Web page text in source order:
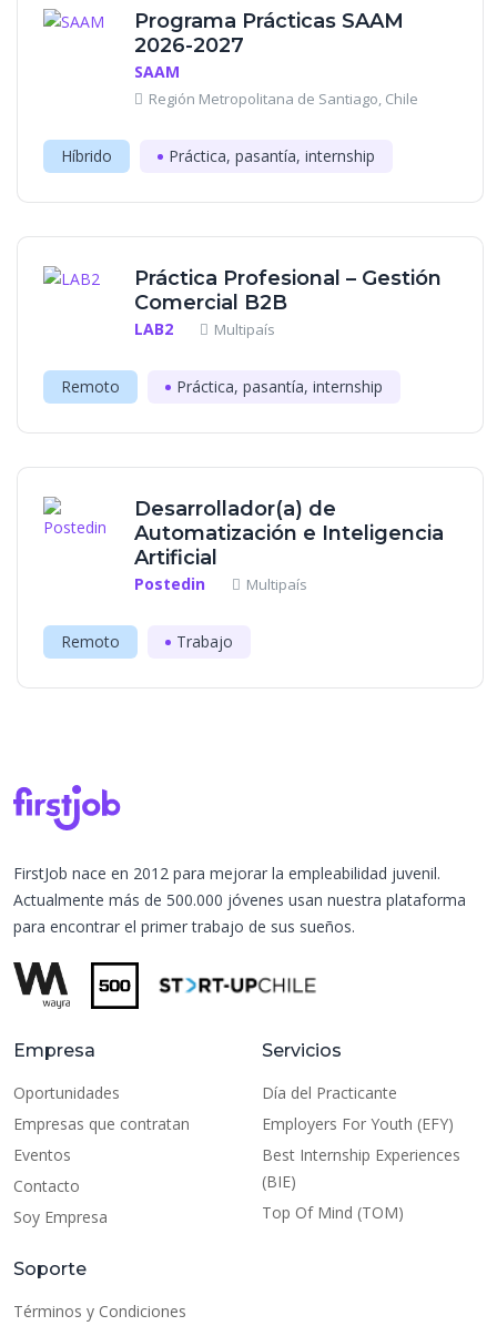
Programa Prácticas SAAM
2026-2027
SAAM
Región Metropolitana de Santiago, Chile
Híbrido Práctica, pasantía, internship
Práctica Profesional – Gestión
Comercial B2B
LAB2 Multipaís
Remoto Práctica, pasantía, internship
Desarrollador(a) de
Automatización e Inteligencia
Artificial
Postedin Multipaís
Remoto Trabajo
FirstJob nace en 2012 para mejorar la empleabilidad juvenil.
Actualmente más de 500.000 jóvenes usan nuestra plataforma
para encontrar el primer trabajo de sus sueños.
Empresa
Oportunidades
Empresas que contratan
Eventos
Contacto
Soy Empresa
Servicios
Día del Practicante
Employers For Youth (EFY)
Best Internship Experiences
(BIE)
Top Of Mind (TOM)
Soporte
Términos y Condiciones